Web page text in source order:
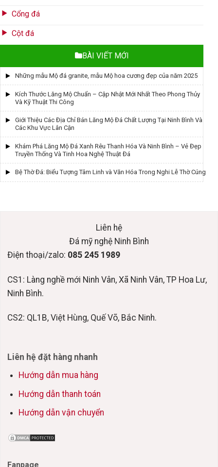
Cổng đá
Cột đá
BÀI VIẾT MỚI
Những mẫu Mộ đá granite, mẫu Mộ hoa cương đẹp của năm 2025
Kích Thước Lăng Mộ Chuẩn – Cập Nhật Mới Nhất Theo Phong Thủy
Và Kỹ Thuật Thi Công
Giới Thiệu Các Địa Chỉ Bán Lăng Mộ Đá Chất Lượng Tại Ninh Bình Và
Các Khu Vực Lân Cận
Khám Phá Lăng Mộ Đá Xanh Rêu Thanh Hóa Và Ninh Bình – Vẻ Đẹp
Truyền Thống Và Tinh Hoa Nghệ Thuật Đá
Bệ Thờ Đá: Biểu Tượng Tâm Linh và Văn Hóa Trong Nghi Lễ Thờ Cúng
Liên hệ
Đá mỹ nghệ Ninh Bình
Điện thoại/zalo: 085 245 1989
CS1: Làng nghề mới Ninh Vân, Xã Ninh Vân, TP Hoa Lư,
Ninh Bình.
CS2: QL1B, Việt Hùng, Quế Võ, Bắc Ninh.
Liên hệ đặt hàng nhanh
Hướng dẫn mua hàng
Hướng dẫn thanh toán
Hướng dẫn vận chuyển
Fanpage